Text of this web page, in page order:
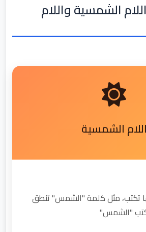
الشمسية واللام
اللام الشمسية
تكتب، مثل كلمة "الشمس" تنطق
"الشمس"